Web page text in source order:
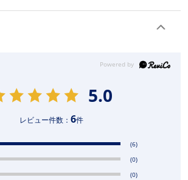
5.0
レビュー件数：6件
(6)
(0)
(0)